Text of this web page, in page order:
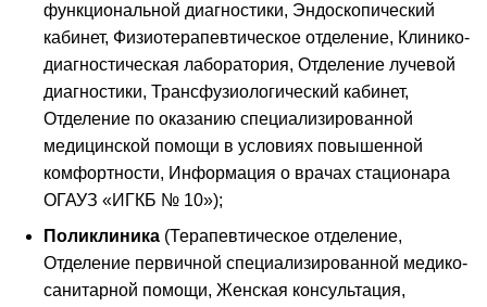
функциональной диагностики, Эндоскопический
кабинет, Физиотерапевтическое отделение, Клинико-
диагностическая лаборатория, Отделение лучевой
диагностики, Трансфузиологический кабинет,
Отделение по оказанию специализированной
медицинской помощи в условиях повышенной
комфортности, Информация о врачах стационара
ОГАУЗ «ИГКБ № 10»);
Поликлиника (Терапевтическое отделение,
Отделение первичной специализированной медико-
санитарной помощи, Женская консультация,